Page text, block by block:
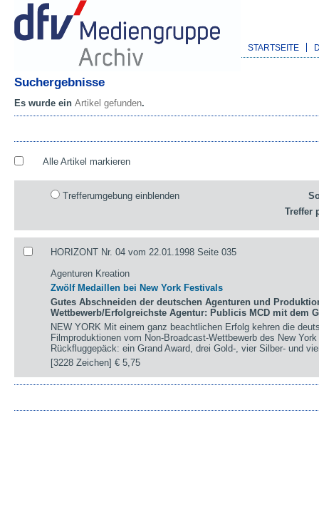
STARTSEITE
Suchergebnisse
Es wurde ein Artikel gefunden.
Alle Artikel markieren
Trefferumgebung einblenden
Treffer
HORIZONT Nr. 04 vom 22.01.1998 Seite 035
Agenturen Kreation
Zwölf Medaillen bei New York Festivals
Gutes Abschneiden der deutschen Agenturen und
Wettbewerb/Erfolgreichste Agentur: Publicis MCD mit dem
NEW YORK Mit einem ganz beachtlichen Erfolg kehren die
Filmproduktionen vom Non-Broadcast-Wettbewerb des New
Rückfluggepäck: ein Grand Award, drei Gold-, vier Silber- und
[3228 Zeichen]€ 5,75